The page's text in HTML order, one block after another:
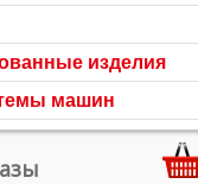
изделия
машин